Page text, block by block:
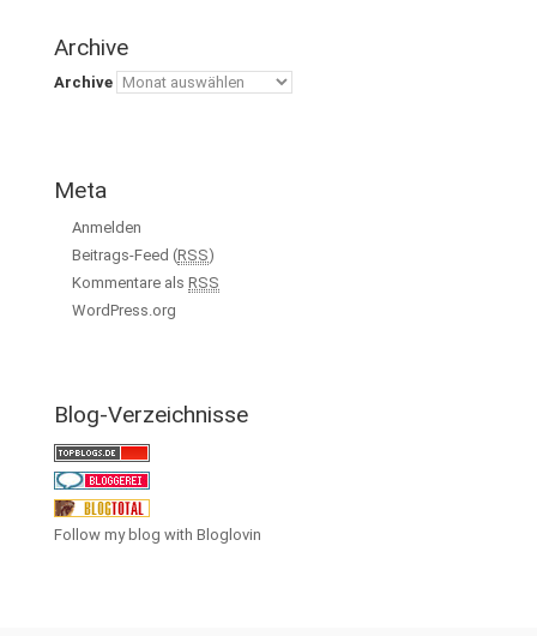
Archive
Archive
Meta
Anmelden
Beitrags-Feed (RSS)
Kommentare als RSS
WordPress.org
Blog-Verzeichnisse
Follow my blog with Bloglovin